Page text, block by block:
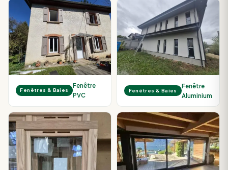
Fenêtres & Baies
Fenêtre
PVC
Fenêtres & Baies
Fenêtre
Aluminium